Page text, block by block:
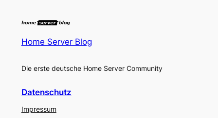
Home Server Blog
Die erste deutsche Home Server Community
Datenschutz
Impressum